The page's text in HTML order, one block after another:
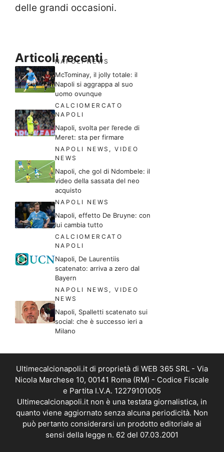
delle grandi occasioni.
Articoli recenti
NAPOLI NEWS
McTominay, il jolly totale: il
Napoli si aggrappa al suo
uomo ovunque
CALCIOMERCATO
NAPOLI
Napoli, svolta per l’erede di
Meret: sta per firmare
NAPOLI NEWS ,VIDEO
NEWS
Napoli, che gol di Ndombele: il
video della sassata del neo
acquisto
NAPOLI NEWS
Napoli, effetto De Bruyne: con
lui cambia tutto
CALCIOMERCATO
NAPOLI
Napoli, De Laurentiis
scatenato: arriva a zero dal
Bayern
NAPOLI NEWS ,VIDEO
NEWS
Napoli, Spalletti scatenato sui
social: che è successo ieri a
Milano
Ultimecalcionapoli.it di proprietà di WEB 365 SRL - Via
Nicola Marchese 10, 00141 Roma (RM) - Codice Fiscale
e Partita I.V.A. 12279101005
Ultimecalcionapoli.it non è una testata giornalistica, in
quanto viene aggiornato senza alcuna periodicità. Non
può pertanto considerarsi un prodotto editoriale ai
sensi della legge n. 62 del 07.03.2001